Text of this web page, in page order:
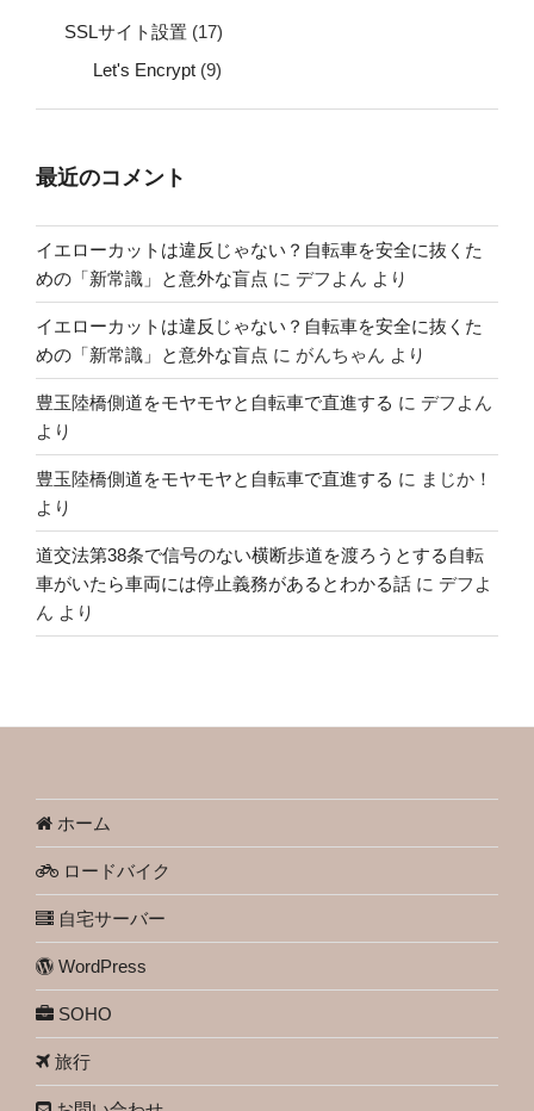
SSLサイト設置 (17)
Let's Encrypt (9)
最近のコメント
イエローカットは違反じゃない？自転車を安全に抜くた
めの「新常識」と意外な盲点 に デフよん より
イエローカットは違反じゃない？自転車を安全に抜くた
めの「新常識」と意外な盲点 に がんちゃん より
豊玉陸橋側道をモヤモヤと自転車で直進する に デフよん
より
豊玉陸橋側道をモヤモヤと自転車で直進する に まじか！
より
道交法第38条で信号のない横断歩道を渡ろうとする自転
車がいたら車両には停止義務があるとわかる話 に デフよ
ん より
ホーム
ロードバイク
自宅サーバー
WordPress
SOHO
旅行